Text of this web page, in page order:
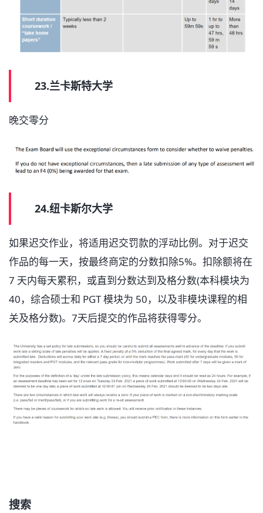
23.兰卡斯特大学
晚交零分
24.纽卡斯尔大学
如果迟交作业，将适用迟交罚款的浮动比例。对于迟交
作品的每一天，按最终商定的分数扣除5%。扣除额将在
7 天内每天累积，或直到分数达到及格分数(本科模块为
40，综合硕士和 PGT 模块为 50，以及非模块课程的相
关及格分数)。7天后提交的作品将获得零分。
搜索